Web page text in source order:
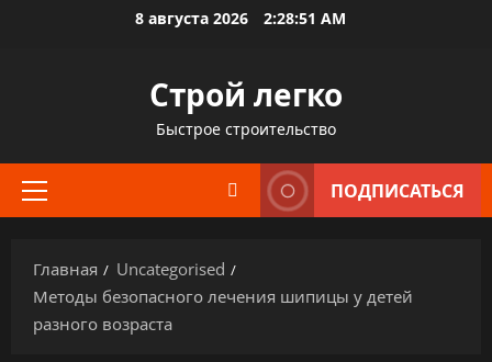
8 августа 2026 2:28:52 AM
Строй легко
Быстрое строительство
Основное
ПОДПИСАТЬСЯ
Главная
Uncategorised
Методы безопасного лечения шипицы у детей
разного возраста